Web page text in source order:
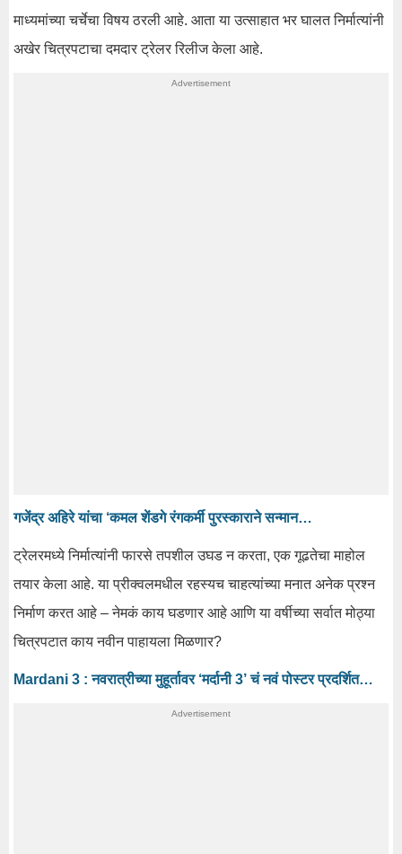
माध्यमांच्या चर्चेचा विषय ठरली आहे. आता या उत्साहात भर घालत निर्मात्यांनी
अखेर चित्रपटाचा दमदार ट्रेलर रिलीज केला आहे.
गजेंद्र अहिरे यांचा ‘कमल शेंडगे रंगकर्मी पुरस्काराने सन्मान…
ट्रेलरमध्ये निर्मात्यांनी फारसे तपशील उघड न करता, एक गूढतेचा माहोल
तयार केला आहे. या प्रीक्वलमधील रहस्यच चाहत्यांच्या मनात अनेक प्रश्न
निर्माण करत आहे – नेमकं काय घडणार आहे आणि या वर्षीच्या सर्वात मोठ्या
चित्रपटात काय नवीन पाहायला मिळणार?
Mardani 3 : नवरात्रीच्या मुहूर्तावर ‘मर्दानी 3’ चं नवं पोस्टर प्रदर्शित…